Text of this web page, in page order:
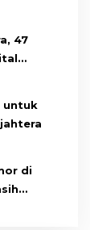
47
untuk
di